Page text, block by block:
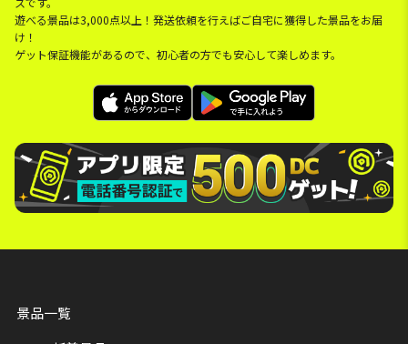
遊べる景品は3,000点以上！発送依頼を行えばご自宅に獲得した景品をお届
け！
ゲット保証機能があるので、初心者の方でも安心して楽しめます。
景品一覧